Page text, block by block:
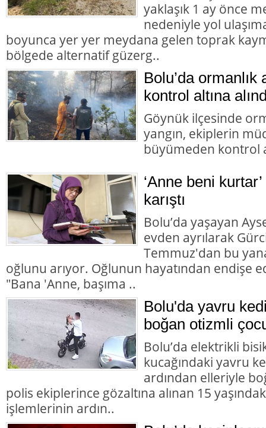
yaklaşık 1 ay önce
nedeniyle yol
boyunca yer yer meydana gelen toprak
bölgede alternatif güzerg..
Bolu’da ormanlık
kontrol altına
Göynük ilçesinde
yangın, ekiplerin
büyümeden kontrol
‘Anne beni
karıştı
Bolu’da yaşayan
evden ayrılarak
Temmuz'dan bu
oğlunu arıyor. Oğlunun hayatından endişe
"Bana 'Anne, başıma ..
Bolu'da yavru
boğan otizmli
Bolu’da elektrikli
kucağındaki yavru
ardından elleriyle
polis ekiplerince gözaltına alınan 15
işlemlerinin ardın..